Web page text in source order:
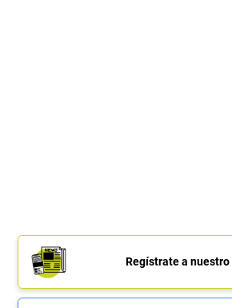
Regístrate a